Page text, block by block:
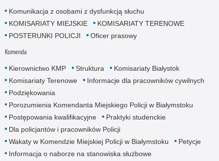
Komunikacja z osobami z dysfunkcją słuchu
KOMISARIATY MIEJSKIE
KOMISARIATY TERENOWE
POSTERUNKI POLICJI
Oficer prasowy
Komenda
Kierownictwo KMP Struktura
Komisariaty Białystok
Komisariaty Terenowe
Informacje dla pracowników cywilnych
Podziękowania
Porozumienia Komendanta Miejskiego Policji w Białymstoku
Postępowania kwalifikacyjne
Praktyki studenckie
Dla policjantów i pracowników Policji
Wakaty w Komendzie Miejskiej Policji w Białymstoku
Petycje
Informacja o naborze na stanowiska służbowe